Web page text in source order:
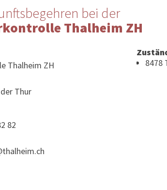
bei der
Thalheim ZH
Thalheim ZH
Thur
82
8478